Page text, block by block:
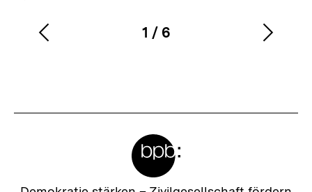
Karussellinhalt
1
von
/ 6
Vorherigen